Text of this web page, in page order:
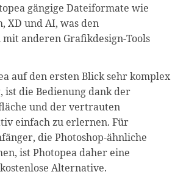
gängige Dateiformate wie
XD und AI, was den
mit anderen Grafikdesign-Tools
auf den ersten Blick sehr komplex
ist die Bedienung dank der
und der vertrauten
einfach zu erlernen. Für
die Photoshop-ähnliche
ist Photopea daher eine
Alternative.